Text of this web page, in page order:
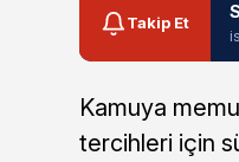
Takip Et
Kamuya
tercihleri için